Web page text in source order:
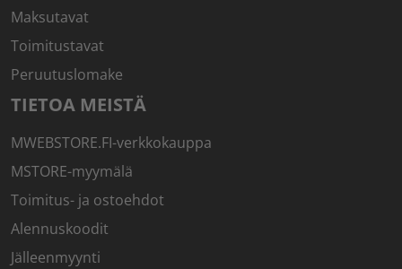
Maksutavat
Toimitustavat
Peruutuslomake
TIETOA MEISTÄ
MWEBSTORE.FI-verkkokauppa
MSTORE-myymälä
Toimitus- ja ostoehdot
Alennuskoodit
Jälleenmyynti